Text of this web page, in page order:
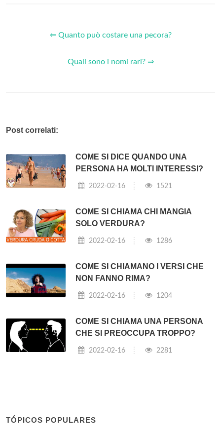
⇐ Quanto può costare una pecora?
Quali sono i nomi rari? ⇒
Post correlati:
COME SI DICE QUANDO UNA
PERSONA HA MOLTI INTERESSI?
2022-02-16 1521
COME SI CHIAMA CHI MANGIA
SOLO VERDURA?
2022-02-16 1286
COME SI CHIAMANO I VERSI CHE
NON FANNO RIMA?
2022-02-16 1204
COME SI CHIAMA UNA PERSONA
CHE SI PREOCCUPA TROPPO?
2022-02-16 2281
TÓPICOS POPULARES